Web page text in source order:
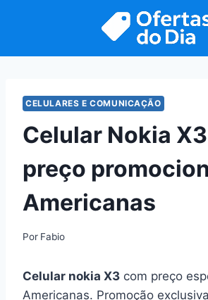
CELULARES E COMUNICAÇÃO
Celular Nokia
preço
Americanas
Por Fabio
Celular nokia X3 com preço
Americanas. Promoção